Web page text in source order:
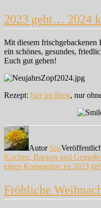
2023 geht… 2024
Mit diesem
ein schönes, gesundes,
Euch gut gehen!
Rezept: hier im Blog, nur
Autor Sus
Kochen, Backen und
einen Kommentarzu 2023
Fröhliche